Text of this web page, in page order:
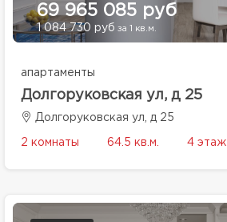
69 965 085 руб
1 084 730 руб за 1 кв.м.
апартаменты
Долгоруковская ул, д 25
Долгоруковская ул, д 25
2 комнаты 64.5 кв.м. 4 этаж